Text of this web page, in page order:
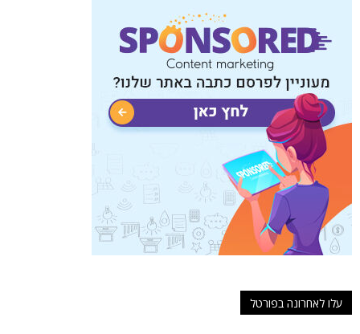
עלו לאחרונה בפורטל